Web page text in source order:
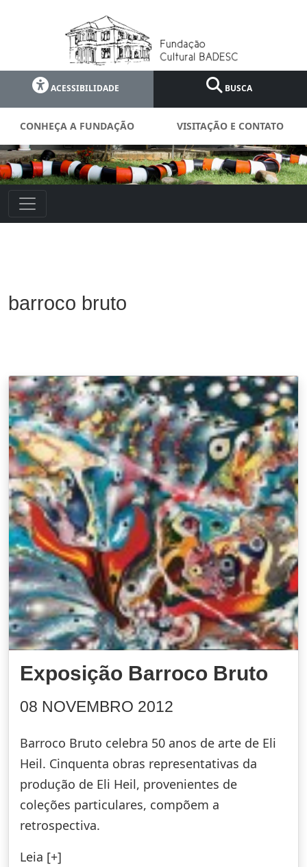
ACESSIBILIDADE BUSCA
CONHEÇA A FUNDAÇÃO VISITAÇÃO E CONTATO
barroco bruto
Exposição Barroco Bruto
08 NOVEMBRO 2012
Barroco Bruto celebra 50 anos de arte de Eli
Heil. Cinquenta obras representativas da
produção de Eli Heil, provenientes de
coleções particulares, compõem a
retrospectiva.
Leia [+]